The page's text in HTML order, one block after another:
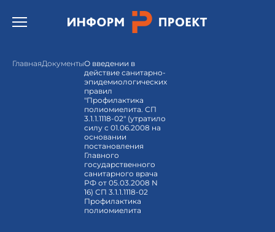
Открыть бургер меню.
ГлавнаяДокументыО введении в
действие санитарно-
эпидемиологических
правил
"Профилактика
полиомиелита. СП
3.1.1.1118-02" (утратило
силу с 01.06.2008 на
основании
постановления
Главного
государственного
санитарного врача
РФ от 05.03.2008 N
16) СП 3.1.1.1118-02
Профилактика
полиомиелита